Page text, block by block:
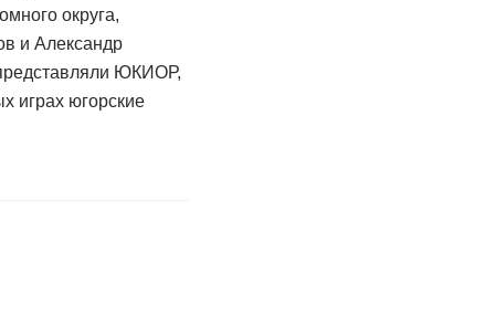
округа,
и Александр
ЮКИОР,
играх югорские